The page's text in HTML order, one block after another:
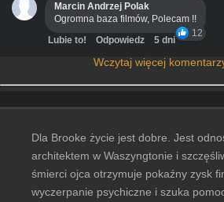
Marcin Andrzej Polak
Ogromna baza filmów, Polecam !!
12
Lubie to! Odpowiedz 5 dni
Wczytaj więcej
Dla Brooke życie jest dobre. Jest
architektem w Waszyngtonie i
śmierci ojca otrzymuje pokaźny zysk
wyczerpanie psychiczne i szuka